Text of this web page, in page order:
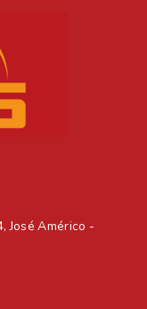
José Américo -